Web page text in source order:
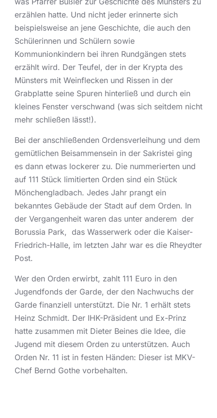
erzählen hatte. Und nicht jeder erinnerte sich
beispielsweise an jene Geschichte, die auch den
Schülerinnen und Schülern sowie
Kommunionkindern bei ihren Rundgängen stets
erzählt wird. Der Teufel, der in der Krypta des
Münsters mit Weinflecken und Rissen in der
Grabplatte seine Spuren hinterließ und durch ein
kleines Fenster verschwand (was sich seitdem nicht
mehr schließen lässt!).
Bei der anschließenden Ordensverleihung und dem
gemütlichen Beisammensein in der Sakristei ging
es dann etwas lockerer zu. Die nummerierten und
auf 111 Stück limitierten Orden sind ein Stück
Mönchengladbach. Jedes Jahr prangt ein
bekanntes Gebäude der Stadt auf dem Orden. In
der Vergangenheit waren das unter anderem der
Borussia Park, das Wasserwerk oder die Kaiser-
Friedrich-Halle, im letzten Jahr war es die Rheydter
Post.
Wer den Orden erwirbt, zahlt 111 Euro in den
Jugendfonds der Garde, der den Nachwuchs der
Garde finanziell unterstützt. Die Nr. 1 erhält stets
Heinz Schmidt. Der IHK-Präsident und Ex-Prinz
hatte zusammen mit Dieter Beines die Idee, die
Jugend mit diesem Orden zu unterstützen. Auch
Orden Nr. 11 ist in festen Händen: Dieser ist MKV-
Chef Bernd Gothe vorbehalten.